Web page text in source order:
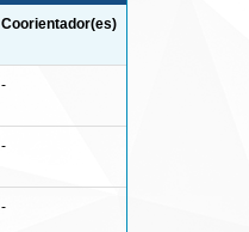
Coorientador(es)
-
-
-